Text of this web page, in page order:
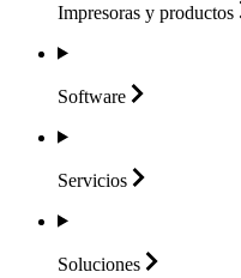
Impresoras y productos
Software
Servicios
Soluciones